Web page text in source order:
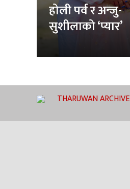
होली पर्व र अन्जु-
सुशीलाको ‘प्यार’
THARUWAN ARCHIVE